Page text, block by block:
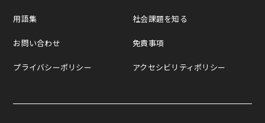
用語集
お問い合わせ
プライバシーポリシー
社会課題を知る
免責事項
アクセシビリティポリシー